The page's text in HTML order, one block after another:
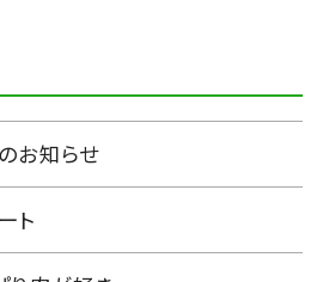
お知らせ
ト